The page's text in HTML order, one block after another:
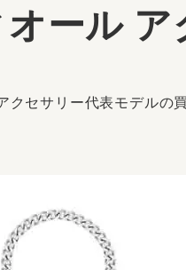
ール ア
クセサリー代表モデルの